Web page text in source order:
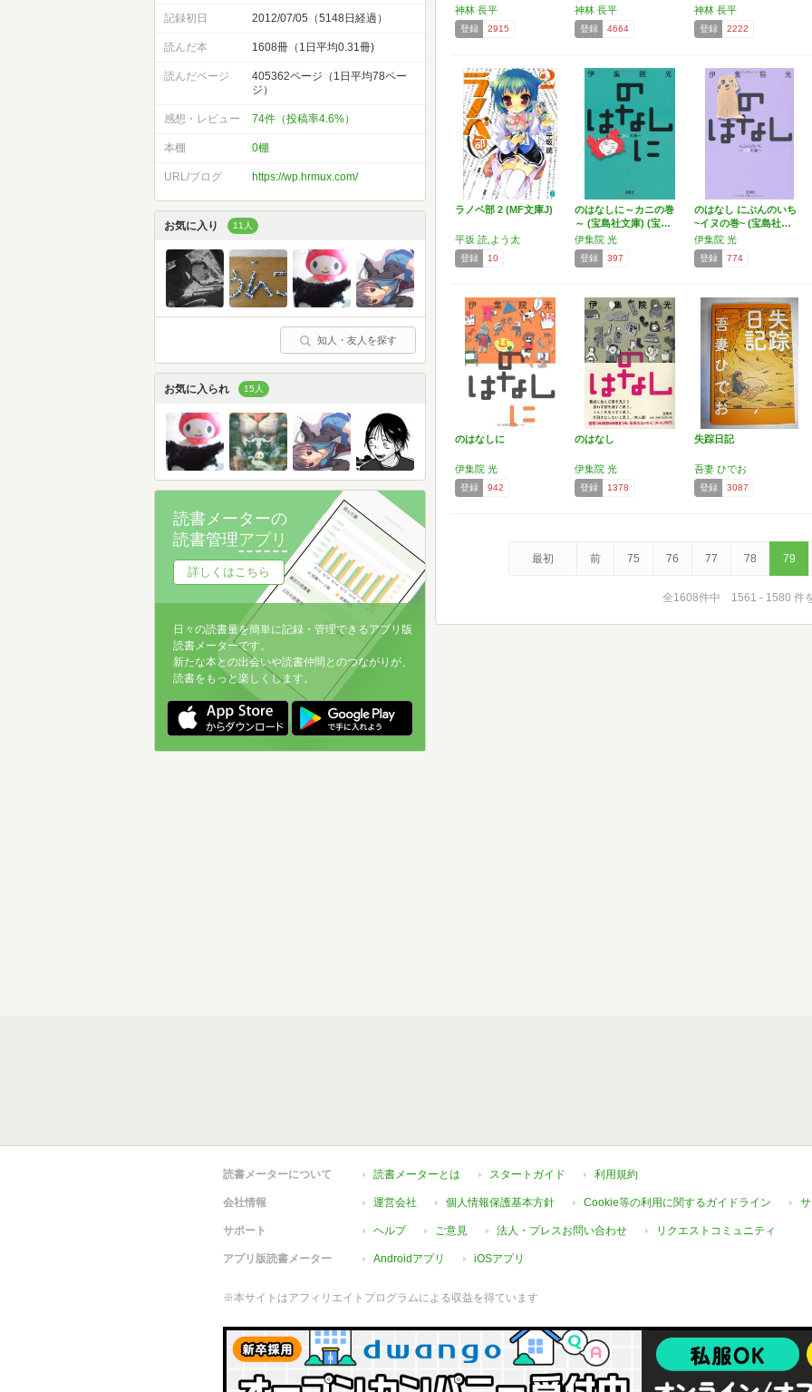
神林 長平
登録 2915
神林 長平
登録 4664
神林 長平
登録 2222
ラノベ部 2 (MF文庫J)
平坂 読,よう太
登録 10
のはなしに～カニの巻
～ (宝島社文庫) (宝…
伊集院 光
登録 397
のはなし にぶんのいち
~イヌの巻~ (宝島社…
伊集院 光
登録 774
のはなしに
伊集院 光
登録 942
のはなし
伊集院 光
登録 1378
失踪日記
吾妻 ひでお
登録 3087
最初 前 75 76 77 78 79
全1608件中 1561 - 1580 件
記録初日 2012/07/05（5148日経過）
読んだ本 1608冊（1日平均0.31冊)
読んだページ
405362ページ（1日平均78ペー
ジ）
感想・レビュー 74件（投稿率4.6%）
本棚 0棚
URL/ブログ https://wp.hrmux.com/
お気に入り 11人
知人・友人を探す
お気に入られ 15人
読書メーターの
読書管理アプリ
詳しくはこちら
日々の読書量を簡単に記録・管理できるアプリ版
読書メーターです。
新たな本との出会いや読書仲間とのつながりが、
読書をもっと楽しくします。
読書メーターについて 読書メーターとは スタートガイド 利用規約
会社情報 運営会社 個人情報保護基本方針 Cookie等の利用に関するガイドライン
サポート ヘルプ ご意見 法人・プレスお問い合わせ リクエストコミュニティ
アプリ版読書メーター Androidアプリ iOSアプリ
※本サイトはアフィリエイトプログラムによる収益を得ています